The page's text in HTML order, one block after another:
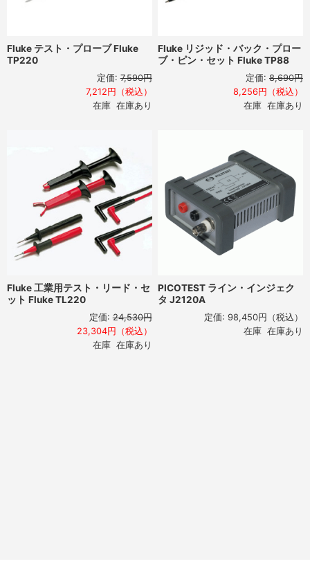
Fluke テスト・プローブ Fluke
TP220
定価: 7,590円
7,212円（税込）
在庫 在庫あり
Fluke リジッド・バック・プロー
ブ・ピン・セット Fluke TP88
定価: 8,690円
8,256円（税込）
在庫 在庫あり
Fluke 工業用テスト・リード・セ
ット Fluke TL220
定価: 24,530円
23,304円（税込）
在庫 在庫あり
PICOTEST ライン・インジェク
タ J2120A
定価: 98,450円
（税込）
在庫 在庫あり